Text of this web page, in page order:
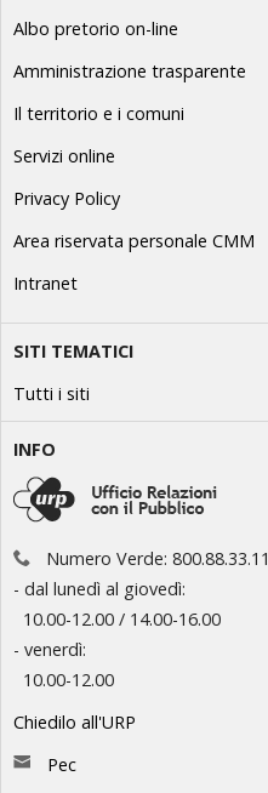
Albo pretorio on-line
Amministrazione trasparente
Il territorio e i comuni
Servizi online
Privacy Policy
Area riservata personale CMM
Intranet
SITI TEMATICI
Tutti i siti
INFO
Numero Verde: 800.88.33.11
- dal lunedì al giovedì:
10.00-12.00 / 14.00-16.00
- venerdì:
10.00-12.00
Chiedilo all'URP
Pec